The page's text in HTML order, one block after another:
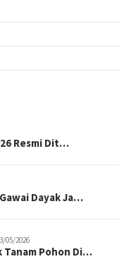
Resmi Dit…
Dayak Ja…
05/2026
Tanam Pohon Di…